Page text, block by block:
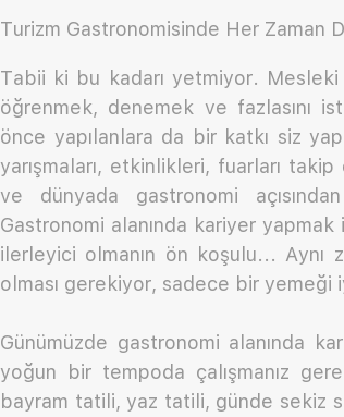
Turizm Gastronomisinde Her Zaman
Tabii ki bu kadarı yetmiyor.
öğrenmek, denemek ve fazlasını
önce yapılanlara da bir katkı siz
yarışmaları, etkinlikleri, fuarları
ve dünyada gastronomi
Gastronomi alanında kariyer
ilerleyici olmanın ön koşulu... Aynı
olması gerekiyor, sadece bir yemeği
Günümüzde gastronomi alanında
yoğun bir tempoda çalışmanız
bayram tatili, yaz tatili, günde sekiz